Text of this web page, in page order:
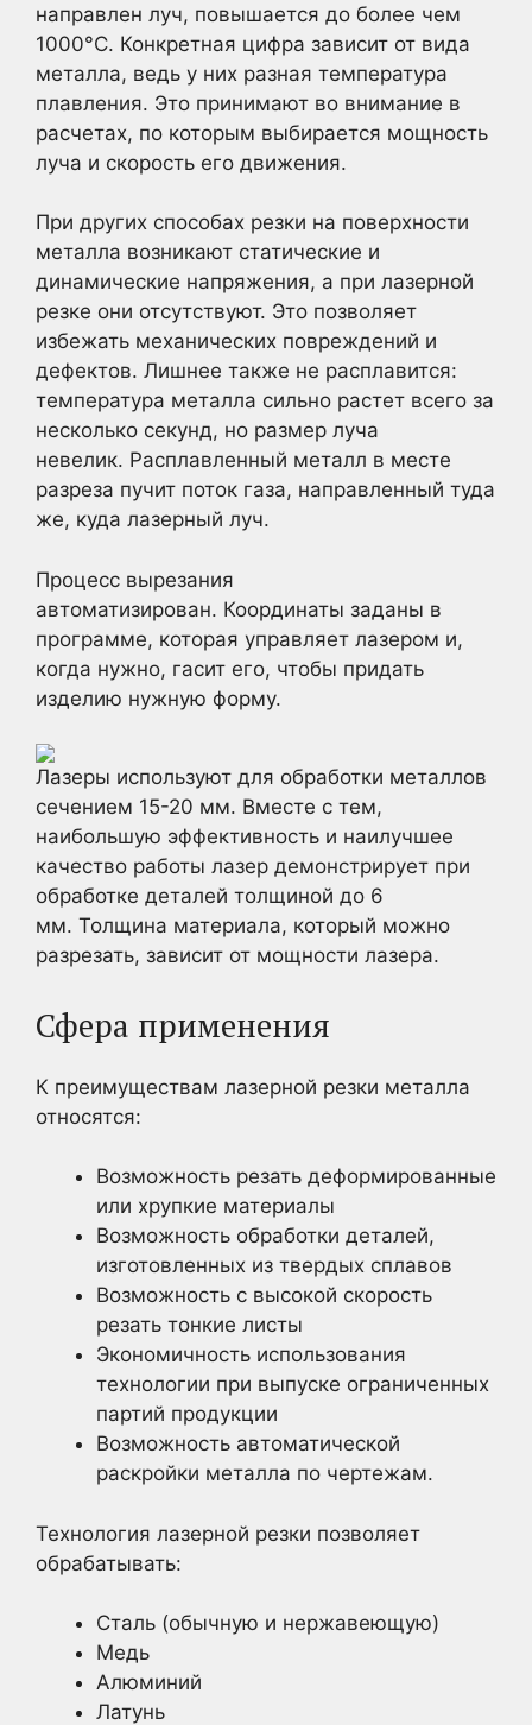
направлен луч, повышается до более чем
1000°С. Конкретная цифра зависит от вида
металла, ведь у них разная температура
плавления. Это принимают во внимание в
расчетах, по которым выбирается мощность
луча и скорость его движения.
При других способах резки на поверхности
металла возникают статические и
динамические напряжения, а при лазерной
резке они отсутствуют. Это позволяет
избежать механических повреждений и
дефектов. Лишнее также не расплавится:
температура металла сильно растет всего за
несколько секунд, но размер луча
невелик. Расплавленный металл в месте
разреза пучит поток газа, направленный туда
же, куда лазерный луч.
Процесс вырезания
автоматизирован. Координаты заданы в
программе, которая управляет лазером и,
когда нужно, гасит его, чтобы придать
изделию нужную форму.
Лазеры используют для обработки металлов
сечением 15-20 мм. Вместе с тем,
наибольшую эффективность и наилучшее
качество работы лазер демонстрирует при
обработке деталей толщиной до 6
мм. Толщина материала, который можно
разрезать, зависит от мощности лазера.
Сфера применения
К преимуществам лазерной резки металла
относятся:
Возможность резать деформированные
или хрупкие материалы
Возможность обработки деталей,
изготовленных из твердых сплавов
Возможность с высокой скорость
резать тонкие листы
Экономичность использования
технологии при выпуске ограниченных
партий продукции
Возможность автоматической
раскройки металла по чертежам.
Технология лазерной резки позволяет
обрабатывать:
Сталь (обычную и нержавеющую)
Медь
Алюминий
Латунь